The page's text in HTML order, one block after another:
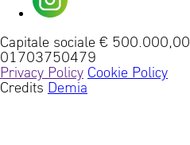
Capitale sociale € 500.000,00
01703750479
Privacy Policy Cookie Policy
Credits Demia